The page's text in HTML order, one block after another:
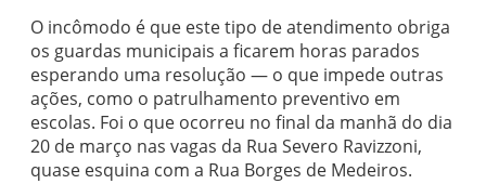
O incômodo é que este tipo de atendimento obriga
os guardas municipais a ficarem horas parados
esperando uma resolução — o que impede outras
ações, como o patrulhamento preventivo em
escolas. Foi o que ocorreu no final da manhã do dia
20 de março nas vagas da Rua Severo Ravizzoni,
quase esquina com a Rua Borges de Medeiros.